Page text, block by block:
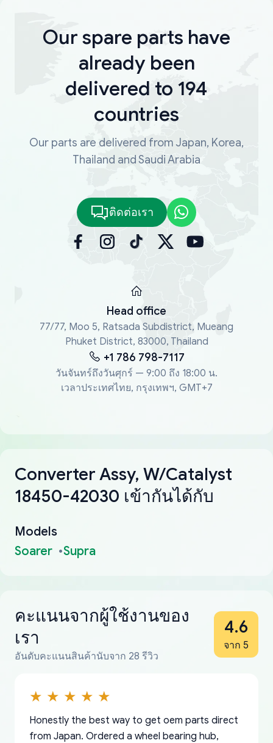
Our spare parts have
already been
delivered to 194
countries
Our parts are delivered from Japan, Korea,
Thailand and Saudi Arabia
ติดต่อเรา
Head office
77/77, Moo 5, Ratsada Subdistrict, Mueang
Phuket District, 83000, Thailand
+1 786 798-7117
วันจันทร์ถึงวันศุกร์ — 9:00 ถึง 18:00 น.
เวลาประเทศไทย, กรุงเทพฯ, GMT+7
Converter Assy, W/Catalyst
18450-42030 เข้ากันได้กับ
Models
Soarer
Supra
คะแนนจากผู้ใช้งานของ
เรา
อันดับคะแนนสินค้านับจาก 28 รีวิว
4.6
จาก 5
Honestly the best way to get oem parts direct
from Japan. Ordered a wheel bearing hub,